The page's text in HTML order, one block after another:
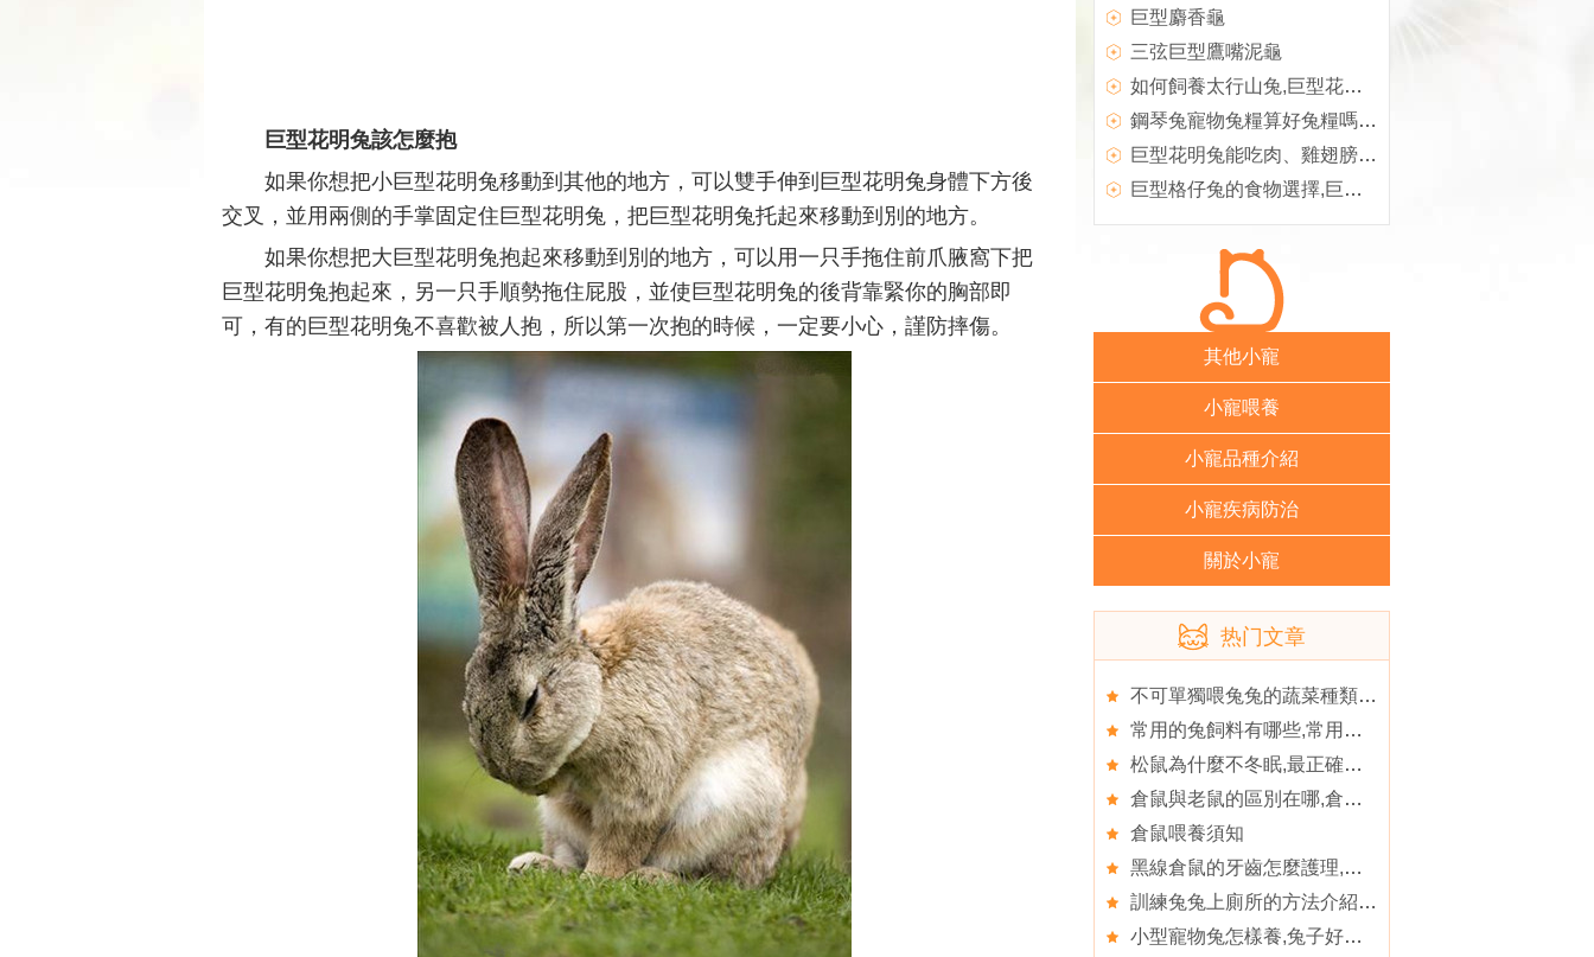
巨型花明兔該怎麼抱
如果你想把小巨型花明兔移動到其他的地方，可以雙手伸到巨型花明兔身體下方後
交叉，並用兩側的手掌固定住巨型花明兔，把巨型花明兔托起來移動到別的地方。
如果你想把大巨型花明兔抱起來移動到別的地方，可以用一只手拖住前爪腋窩下把
巨型花明兔抱起來，另一只手順勢拖住屁股，並使巨型花明兔的後背靠緊你的胸部即
可，有的巨型花明兔不喜歡被人抱，所以第一次抱的時候，一定要小心，謹防摔傷。
巨型麝香龜
三弦巨型鷹嘴泥龜
如何飼養太行山兔,巨型花明兔的喂食要求
鋼琴兔寵物兔糧算好兔糧嗎,巨型格仔兔的食物選擇
巨型花明兔能吃肉、雞翅膀、蛋糕之類東西嗎,花明兔
巨型格仔兔的食物選擇,巨型格仔兔的品種簡介
其他小寵
小寵喂養
小寵品種介紹
小寵疾病防治
關於小寵
热门文章
不可單獨喂兔兔的蔬菜種類,三種蔬菜是兔兔的禁忌
常用的兔飼料有哪些,常用的兔飼料有哪些可選擇
松鼠為什麼不冬眠,最正確的松鼠飼養方法
倉鼠與老鼠的區別在哪,倉鼠何時比較適合斷奶
倉鼠喂養須知
黑線倉鼠的牙齒怎麼護理,黑線倉鼠中暑怎麼辦
訓練兔兔上廁所的方法介紹,讓你的兔兔自己學會上廁所
小型寵物兔怎樣養,兔子好不好養